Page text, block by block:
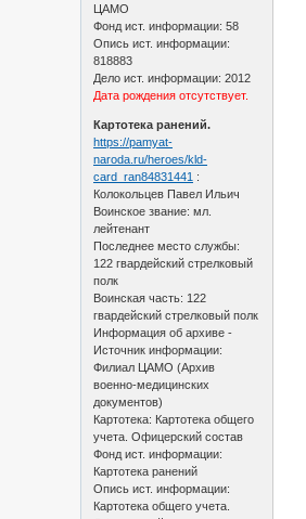
ЦАМО
Фонд ист. информации: 58
Опись ист. информации:
818883
Дело ист. информации: 2012
Дата рождения отсутствует.
Картотека ранений.
https://pamyat-
naroda.ru/heroes/kld-
card_ran84831441 :
Колокольцев Павел Ильич
Воинское звание: мл.
лейтенант
Последнее место службы:
122 гвардейский стрелковый
полк
Воинская часть: 122
гвардейский стрелковый полк
Информация об архиве -
Источник информации:
Филиал ЦАМО (Архив
военно-медицинских
документов)
Картотека: Картотека общего
учета. Офицерский состав
Фонд ист. информации:
Картотека ранений
Опись ист. информации:
Картотека общего учета.